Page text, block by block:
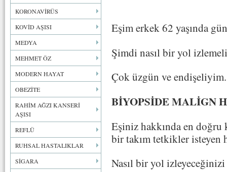
KORONAVİRÜS
KOVİD AŞISI
MEDYA
MEHMET ÖZ
MODERN HAYAT
OBEZİTE
RAHİM AĞZI KANSERİ
AŞISI
REFLÜ
RUHSAL HASTALIKLAR
SİGARA
Eşim erkek 62 yaşında
Şimdi nasıl bir yol
Çok üzgün ve endişeliyim.
BİYOPSİDE MALİGN
Eşiniz hakkında en doğru
bir takım tetkikler isteyen
Nasıl bir yol